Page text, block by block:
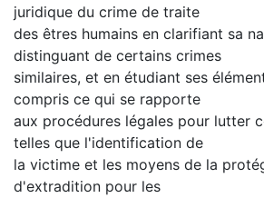
juridique du crime de traite
des êtres humains en clarifiant sa
distinguant de certains crimes
similaires, et en étudiant ses
compris ce qui se rapporte
aux procédures légales pour lutter
telles que l'identification de
la victime et les moyens de la
d'extradition pour les